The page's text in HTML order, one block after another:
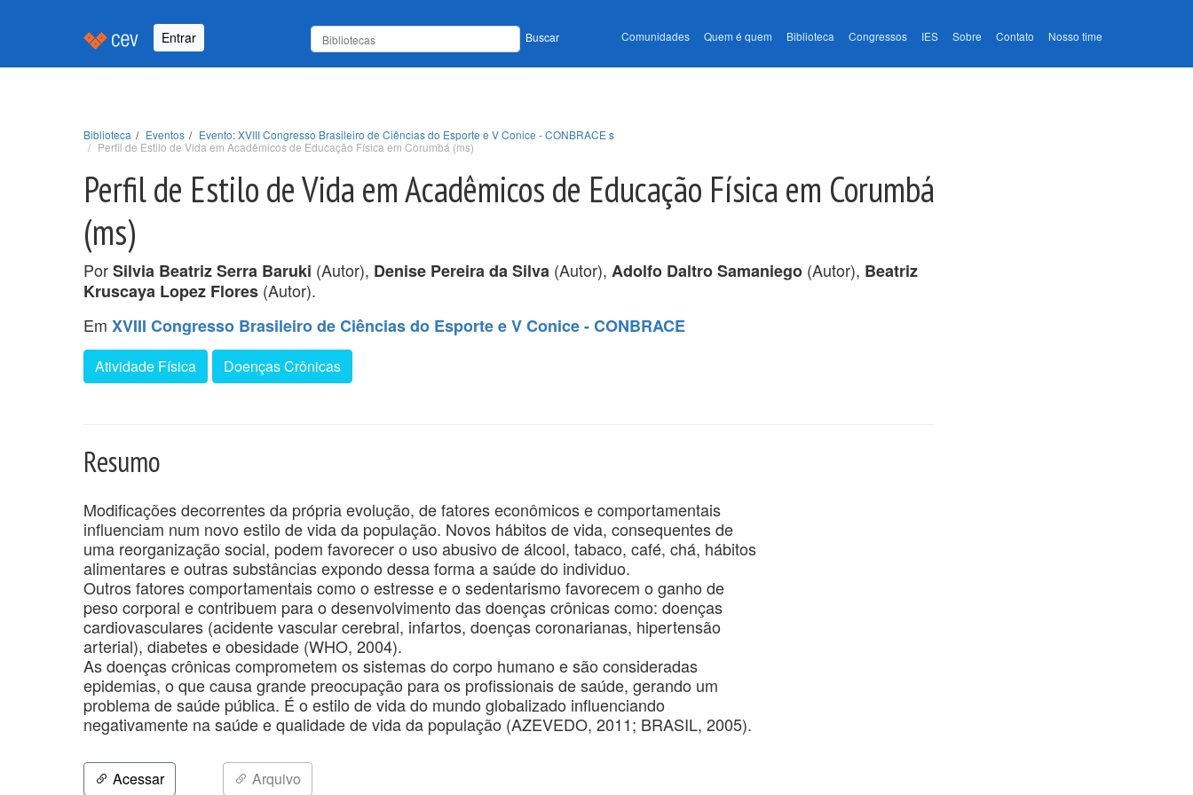
Entrar Buscar Comunidades Quem é quem Biblioteca Congressos IES Sobre Contato Nosso time
Biblioteca Eventos
Evento: XVIII Congresso Brasileiro de Ciências do Esporte e V Conice - CONBRACE s
Perfil de Estilo de Vida em Acadêmicos de Educação Física em Corumbá (ms)
Perfil de Estilo de Vida em Acadêmicos de Educação Física em Corumbá
(ms)
PorSilvia Beatriz Serra Baruki (Autor), Denise Pereira da Silva (Autor), Adolfo Daltro Samaniego (Autor), Beatriz
Kruscaya Lopez Flores (Autor).
Em XVIII Congresso Brasileiro de Ciências do Esporte e V Conice - CONBRACE
Atividade Física Doenças Crônicas
Resumo
Modificações decorrentes da própria evolução, de fatores econômicos e comportamentais
influenciam num novo estilo de vida da população. Novos hábitos de vida, consequentes de
uma reorganização social, podem favorecer o uso abusivo de álcool, tabaco, café, chá, hábitos
alimentares e outras substâncias expondo dessa forma a saúde do individuo.
Outros fatores comportamentais como o estresse e o sedentarismo favorecem o ganho de
peso corporal e contribuem para o desenvolvimento das doenças crônicas como: doenças
cardiovasculares (acidente vascular cerebral, infartos, doenças coronarianas, hipertensão
arterial), diabetes e obesidade (WHO, 2004).
As doenças crônicas comprometem os sistemas do corpo humano e são consideradas
epidemias, o que causa grande preocupação para os profissionais de saúde, gerando um
problema de saúde pública. É o estilo de vida do mundo globalizado influenciando
negativamente na saúde e qualidade de vida da população (AZEVEDO, 2011; BRASIL, 2005).
Acessar Arquivo